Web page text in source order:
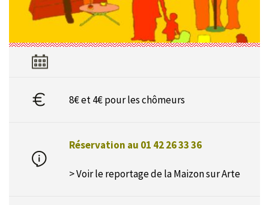
8€ et 4€ pour les chômeurs
Réservation au 01 42 26 33 36
> Voir le reportage de la Maizon sur Arte